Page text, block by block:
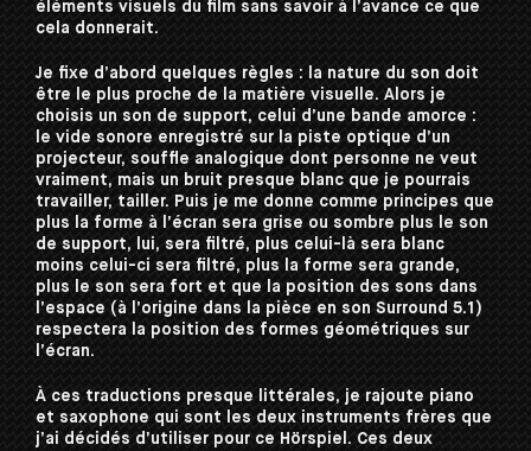
éléments visuels du film sans savoir à l’avance ce que
cela donnerait.
Je fixe d’abord quelques règles : la nature du son doit
être le plus proche de la matière visuelle. Alors je
choisis un son de support, celui d’une bande amorce :
le vide sonore enregistré sur la piste optique d’un
projecteur, souffle analogique dont personne ne veut
vraiment, mais un bruit presque blanc que je pourrais
travailler, tailler. Puis je me donne comme principes que
plus la forme à l’écran sera grise ou sombre plus le son
de support, lui, sera filtré, plus celui-là sera blanc
moins celui-ci sera filtré, plus la forme sera grande,
plus le son sera fort et que la position des sons dans
l’espace (à l’origine dans la pièce en son Surround 5.1)
respectera la position des formes géométriques sur
l’écran.
À ces traductions presque littérales, je rajoute piano
et saxophone qui sont les deux instruments frères que
j’ai décidés d’utiliser pour ce Hörspiel. Ces deux